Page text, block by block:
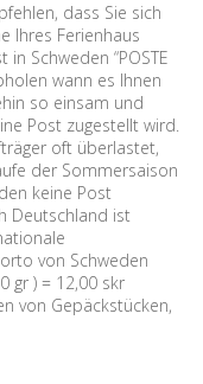
dass Sie sich
Ihres Ferienhaus
Schweden “POSTE
wann es Ihnen
so einsam und
Post zugestellt wird.
oft überlastet,
der Sommersaison
keine Post
Deutschland ist
von Schweden
gr ) = 12,00 skr
von Gepäckstücken,